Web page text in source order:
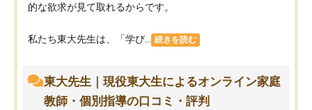
的な欲求が見て取れるからです。
私たち東大先生は、「学び... 続きを読む
東大先生｜現役東大生によるオンライン家庭
教師・個別指導の口コミ・評判